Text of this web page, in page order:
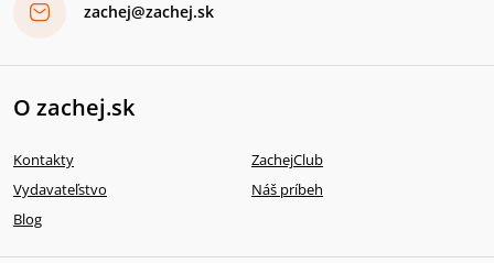
zachej@zachej.sk
O zachej.sk
Kontakty
ZachejClub
Vydavateľstvo
Náš príbeh
Blog